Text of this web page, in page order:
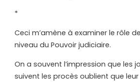
*
Ceci m’amène à examiner le rôle
niveau du Pouvoir judiciaire.
On a souvent l’impression que les
suivent les procès oublient que